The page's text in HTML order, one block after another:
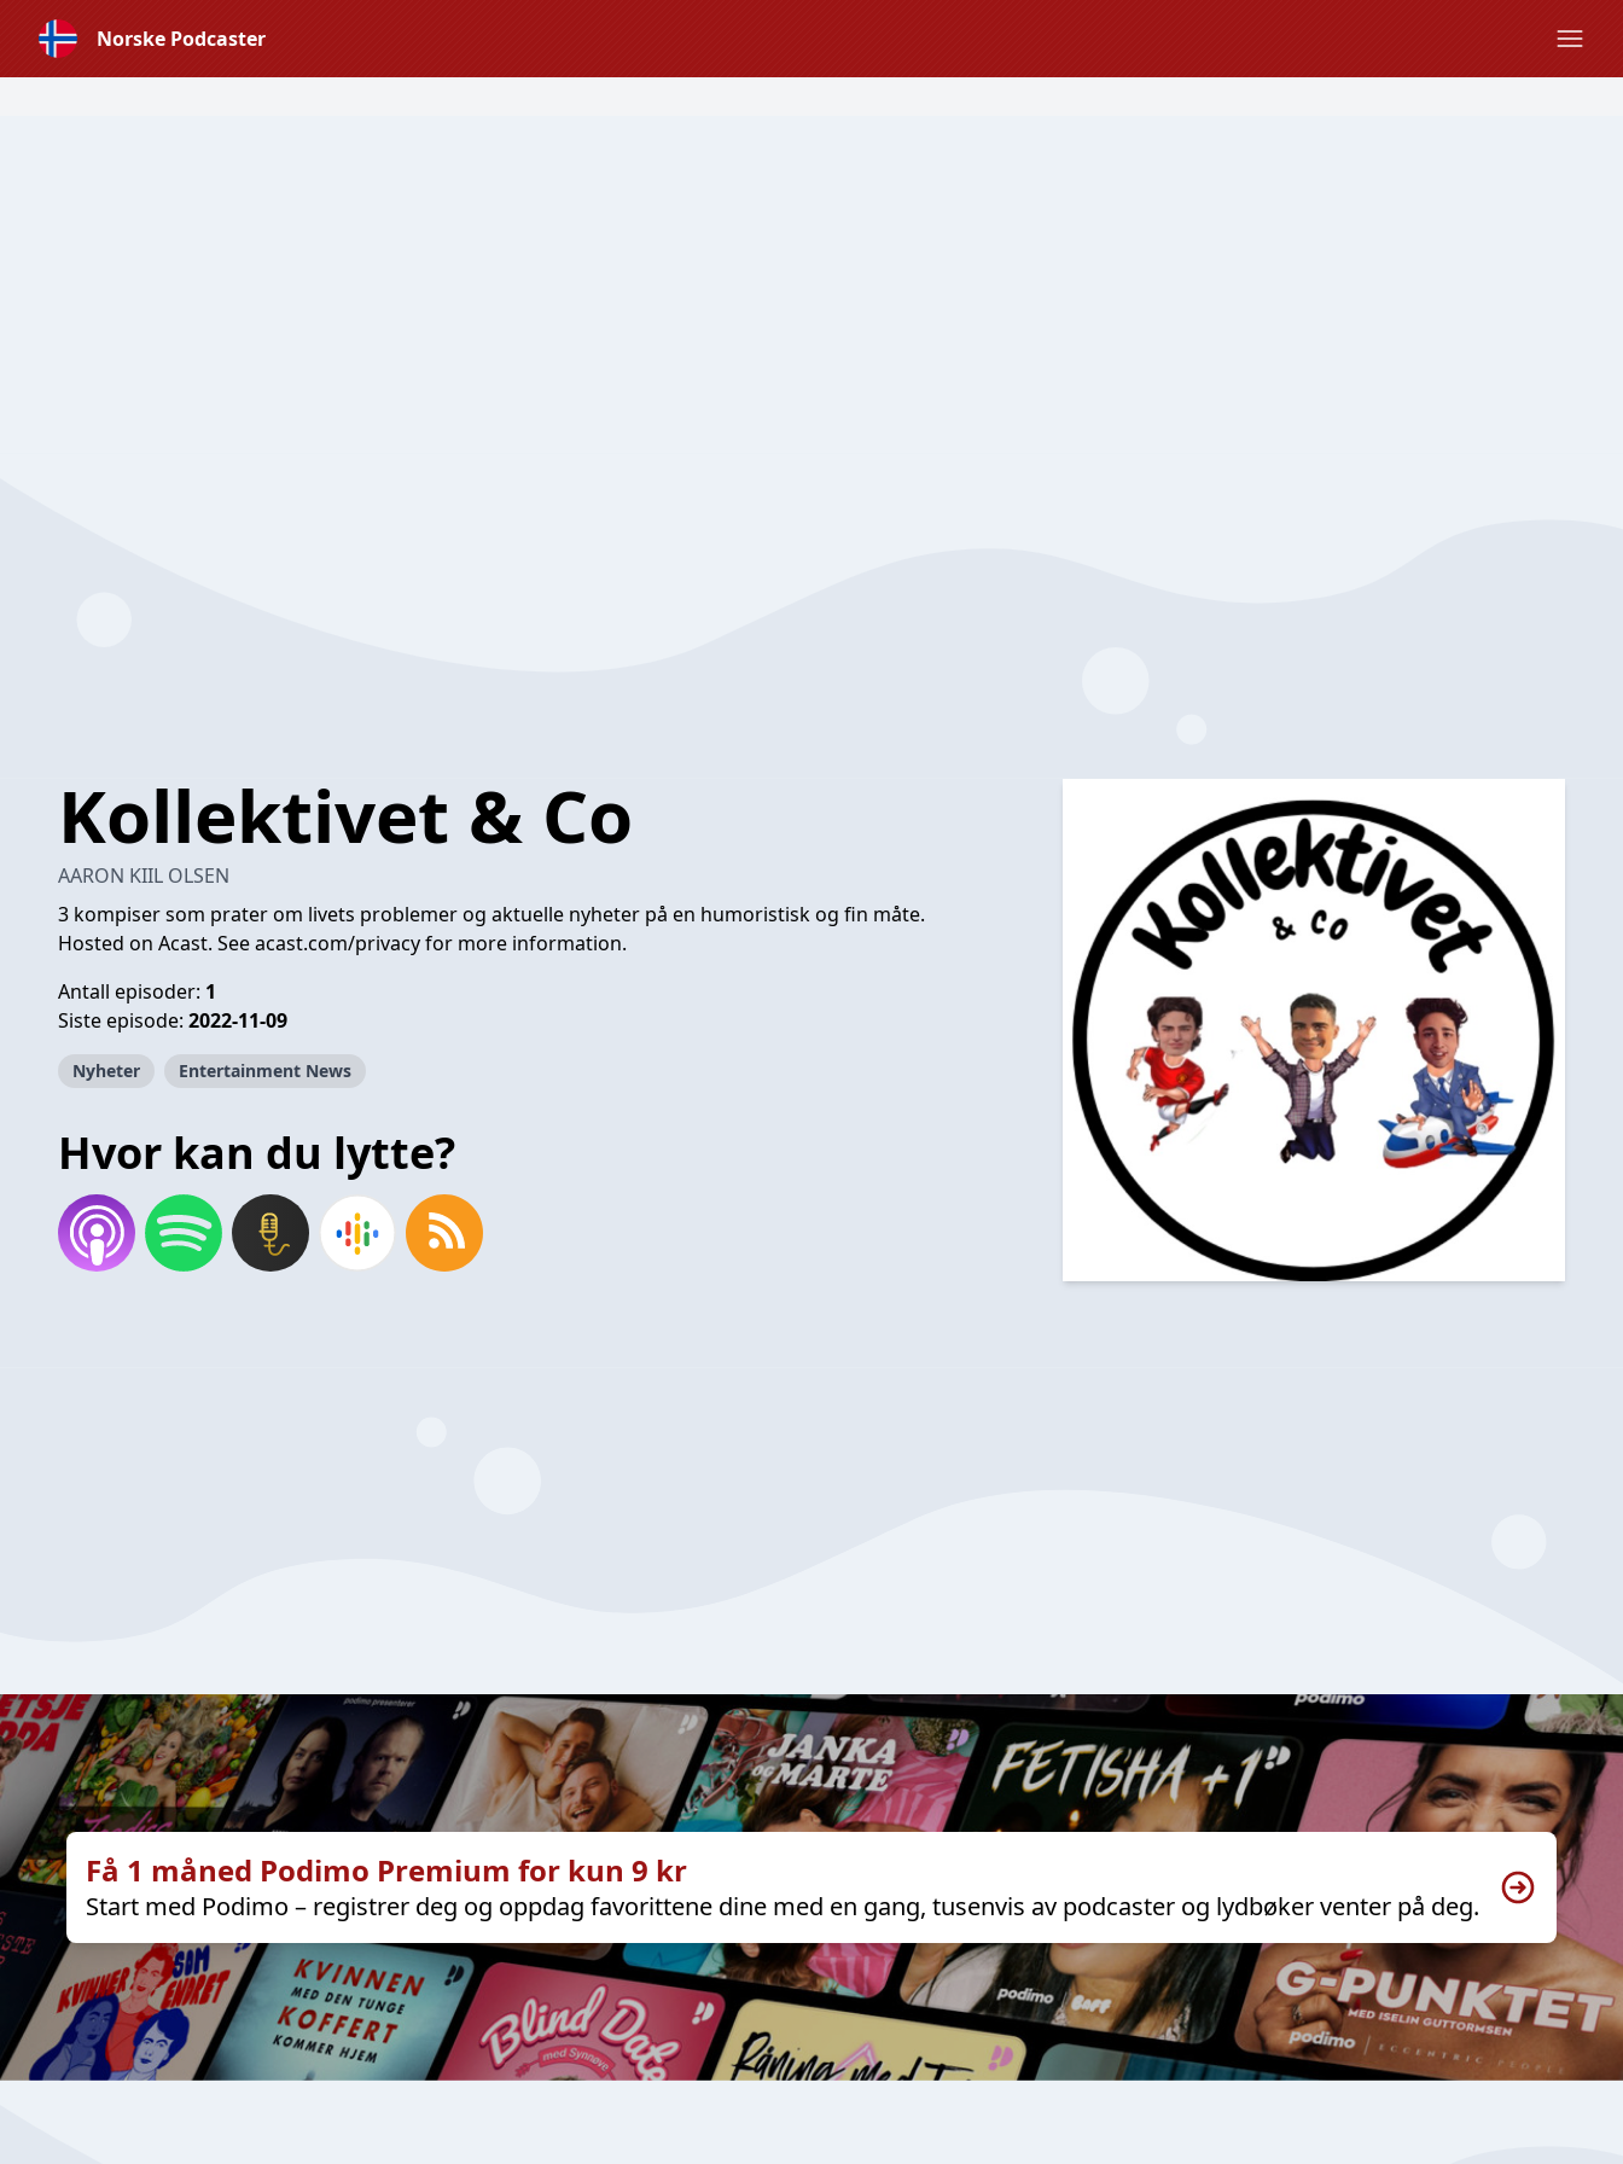
Norske Podcaster
Kollektivet & Co
AARON KIIL OLSEN
3 kompiser som prater om livets problemer og aktuelle nyheter på en humoristisk og fin måte.
Hosted on Acast. Seeacast.com/privacyfor more information.
Antall episoder: 1
Siste episode: 2022-11-09
Nyheter Entertainment News
Hvor kan du lytte?
Få 1 måned Podimo Premium for kun 9 kr
Start med Podimo – registrer deg og oppdag favorittene dine med en gang, tusenvis av podcaster og lydbøker venter på deg.